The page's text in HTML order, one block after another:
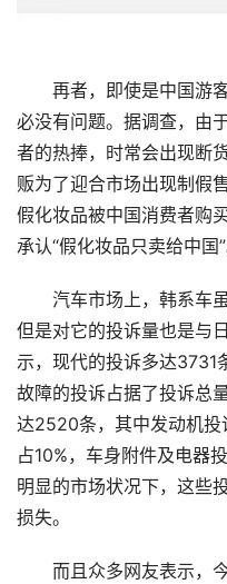
再者，即使是中国游客
必没有问题。据调查，由
者的热捧，时常会出现断
贩为了迎合市场出现制假
假化妆品被中国消费者购
承认“假化妆品只卖给中国”
汽车市场上，韩系车虽
但是对它的投诉量也是与
示，现代的投诉多达3731
故障的投诉占据了投诉总
达2520条，其中发动机
占10%，车身附件及电器
明显的市场状况下，这些
损失。
而且众多网友表示，今